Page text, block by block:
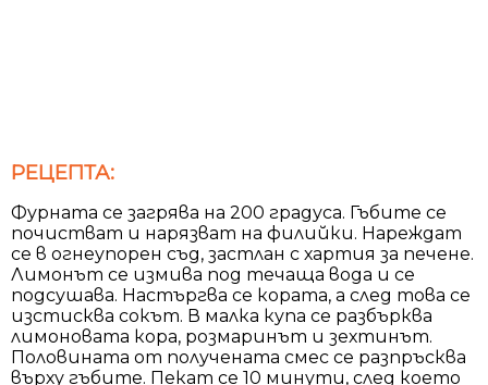
РЕЦЕПТА:
Фурната се загрява на 200 градуса. Гъбите се
почистват и нарязват на филийки. Нареждат
се в огнеупорен съд, застлан с хартия за печене.
Лимонът се измива под течаща вода и се
подсушава. Настъргва се кората, а след това се
изстисква сокът. В малка купа се разбърква
лимоновата кора, розмаринът и зехтинът.
Половината от получената смес се разпръсква
върху гъбите. Пекат се 10 минути, след което